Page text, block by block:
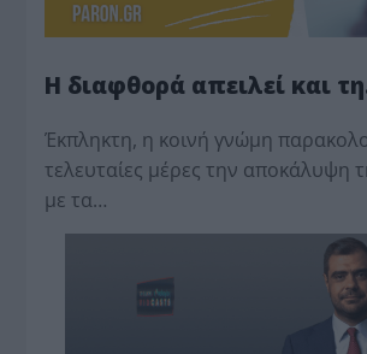
Η διαφθορά απειλεί και
Έκπληκτη, η κοινή γνώμη
τελευταίες μέρες την αποκάλυψη
με τα…